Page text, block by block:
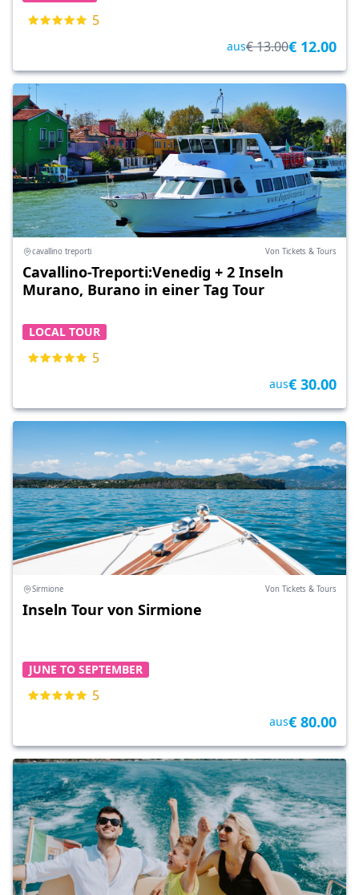
5
aus€ 13.00€ 12.00
cavallino treporti Von Tickets & Tours
Cavallino-Treporti:Venedig + 2 Inseln
Murano, Burano in einer Tag Tour
LOCAL TOUR
5
aus€ 30.00
Sirmione Von Tickets & Tours
Inseln Tour von Sirmione
JUNE TO SEPTEMBER
5
aus€ 80.00